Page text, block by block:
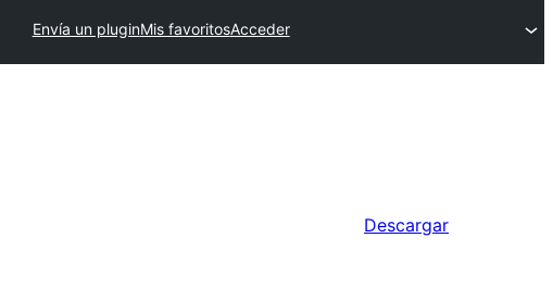
Envía un pluginMis favoritosAcceder
Descargar